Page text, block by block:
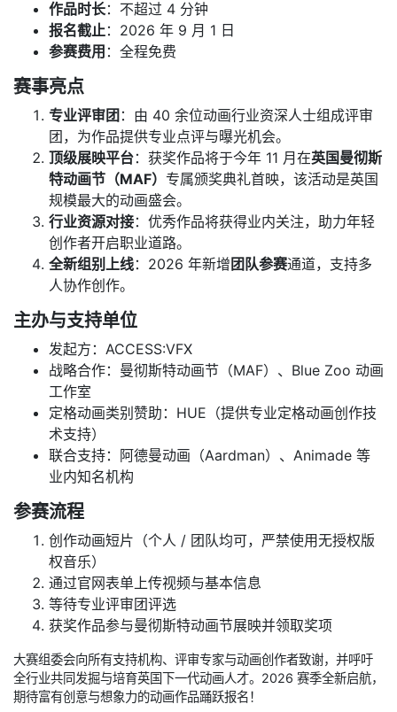
作品时长：不超过 4 分钟
报名截止：2026 年 9 月 1 日
参赛费用 ：全程免费
赛事亮点
专业评审团 ：由 40 余位动画行业资深人士组成评审
团，为作品提供专业点评与曝光机会。
顶级展映平台：获奖作品将于今年 11 月在英国曼彻斯
特动画节（MAF） 专属颁奖典礼首映，该活动是英国
规模最大的动画盛会。
行业资源对接：优秀作品将获得业内关注，助力年轻
创作者开启职业道路。
全新组别上线：2026 年新增 团队参赛通道，支持多
人协作创作。
主办与支持单位
发起方：ACCESS:VFX
战略合作：曼彻斯特动画节（MAF）、Blue Zoo 动画
工作室
定格动画类别赞助：HUE（提供专业定格动画创作技
术支持）
联合支持：阿德曼动画（Aardman）、Animade 等
业内知名机构
参赛流程
创作动画短片（个人 / 团队均可，严禁使用无授权版
权音乐）
通过官网表单上传视频与基本信息
等待专业评审团评选
获奖作品参与曼彻斯特动画节展映并领取奖项
大赛组委会向所有支持机构、评审专家与动画创作者致谢，并呼吁
全行业共同发掘与培育英国下一代动画人才。2026 赛季全新启航，
期待富有创意与想象力的动画作品踊跃报名！